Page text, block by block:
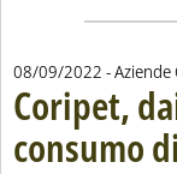
08/09/2022 - Aziende
Coripet,
consumo